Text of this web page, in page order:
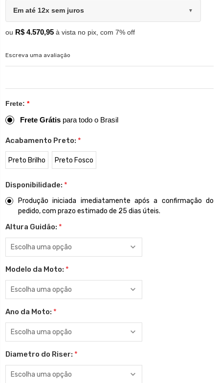
Em até 12x sem juros ▼
ou R$ 4.570,95 à vista no pix, com 7% off
Escreva uma avaliação
Frete: *
Frete Grátis para todo o Brasil
Acabamento Preto: *
Preto Brilho Preto Fosco
Disponibilidade: *
Produção iniciada imediatamente após a confirmação do
pedido, com prazo estimado de 25 dias úteis.
Altura Guidão: *
Modelo da Moto: *
Ano da Moto: *
Diametro do Riser: *